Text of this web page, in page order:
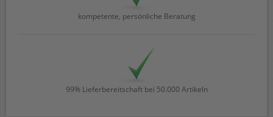
kompetente, persönliche Beratung
99% Lieferbereitschaft bei 50.000 Artikeln